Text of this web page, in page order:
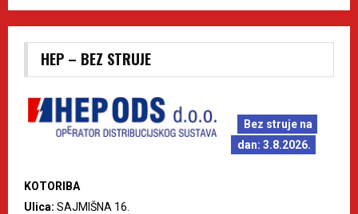
HEP – BEZ STRUJE
Bez struje na
dan: 3.8.2026.
KOTORIBA
Ulica: SAJMIŠNA 16.